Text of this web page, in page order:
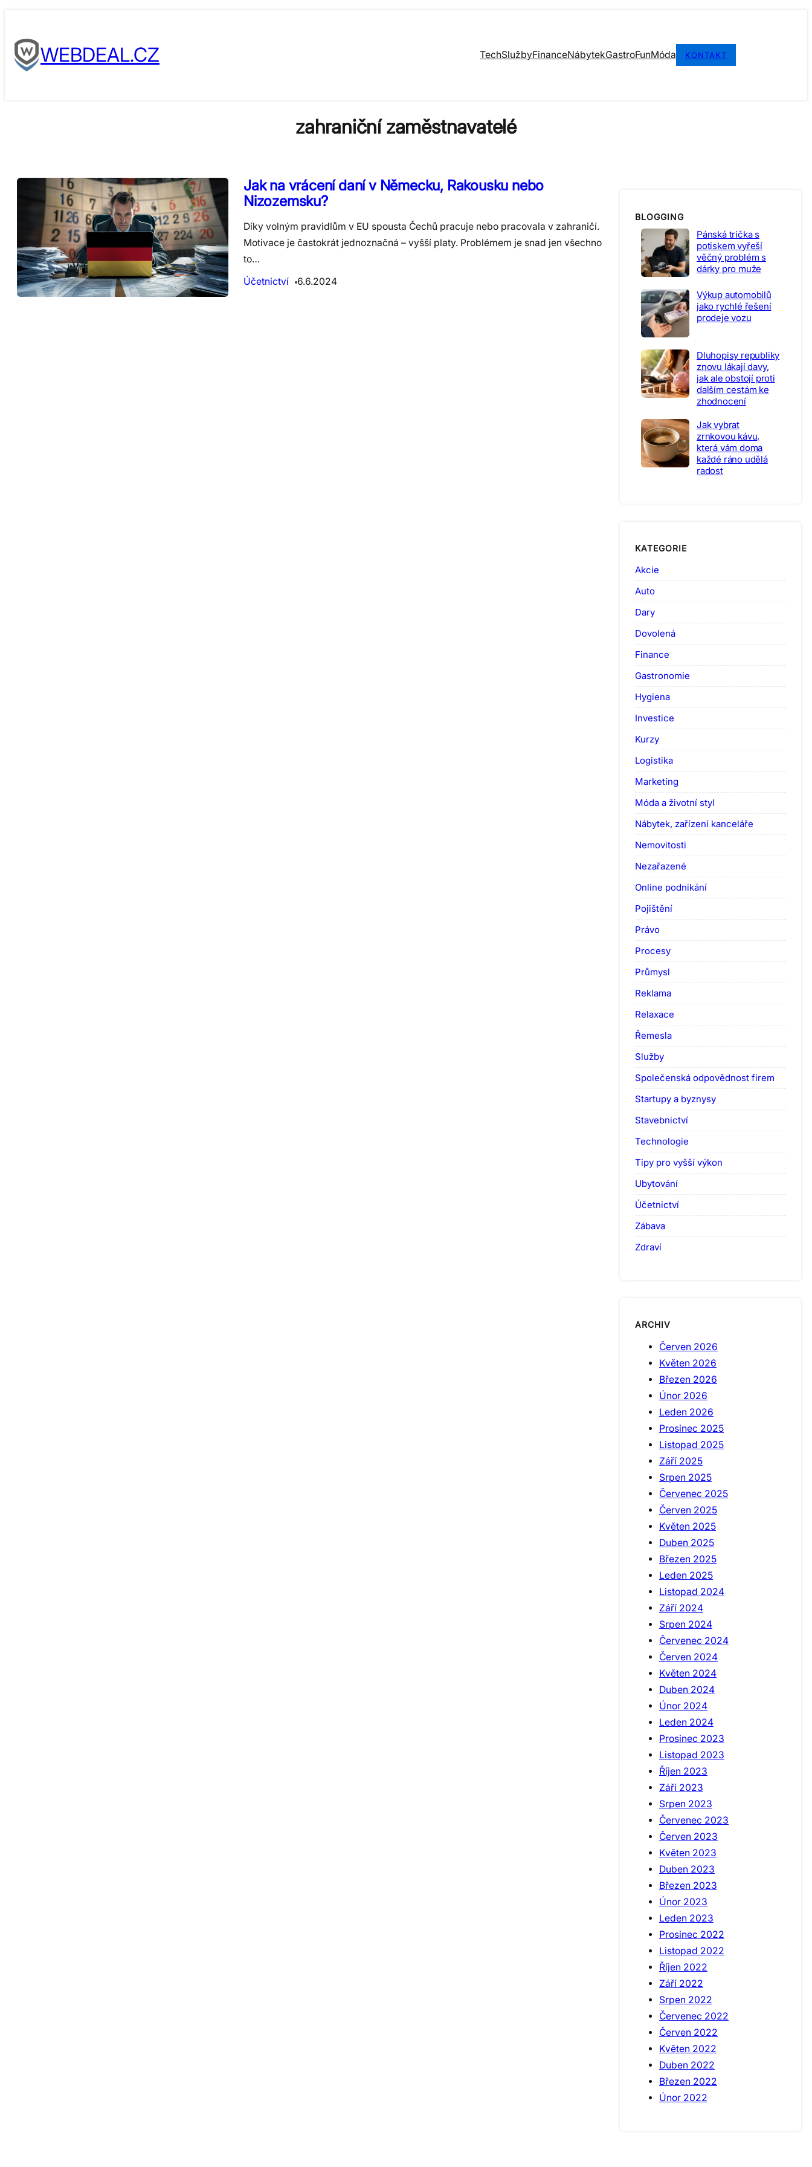
contentWEBDEAL.CZ TechSlužbyFinanceNábytekGastroFunMóda KONTAKT
zahraniční zaměstnavatelé
Jak na vrácení daní v Německu, Rakousku nebo
Nizozemsku?
Díky volným pravidlům v EU spousta Čechů pracuje nebo pracovala v zahraničí.
Motivace je častokrát jednoznačná – vyšší platy. Problémem je snad jen všechno
to…
Účetnictví
6.6.2024
BLOGGING
Pánská trička s
potiskem vyřeší
věčný problém s
dárky pro muže
Výkup automobilů
jako rychlé řešení
prodeje vozu
Dluhopisy republiky
znovu lákají davy,
jak ale obstojí proti
dalším cestám ke
zhodnocení
Jak vybrat
zrnkovou kávu,
která vám doma
každé ráno udělá
radost
KATEGORIE
Akcie
Auto
Dary
Dovolená
Finance
Gastronomie
Hygiena
Investice
Kurzy
Logistika
Marketing
Móda a životní styl
Nábytek, zařízení kanceláře
Nemovitosti
Nezařazené
Online podnikání
Pojištění
Právo
Procesy
Průmysl
Reklama
Relaxace
Řemesla
Služby
Společenská odpovědnost firem
Startupy a byznysy
Stavebnictví
Technologie
Tipy pro vyšší výkon
Ubytování
Účetnictví
Zábava
Zdraví
ARCHIV
Červen 2026
Květen 2026
Březen 2026
Únor 2026
Leden 2026
Prosinec 2025
Listopad 2025
Září 2025
Srpen 2025
Červenec 2025
Červen 2025
Květen 2025
Duben 2025
Březen 2025
Leden 2025
Listopad 2024
Září 2024
Srpen 2024
Červenec 2024
Červen 2024
Květen 2024
Duben 2024
Únor 2024
Leden 2024
Prosinec 2023
Listopad 2023
Říjen 2023
Září 2023
Srpen 2023
Červenec 2023
Červen 2023
Květen 2023
Duben 2023
Březen 2023
Únor 2023
Leden 2023
Prosinec 2022
Listopad 2022
Říjen 2022
Září 2022
Srpen 2022
Červenec 2022
Červen 2022
Květen 2022
Duben 2022
Březen 2022
Únor 2022